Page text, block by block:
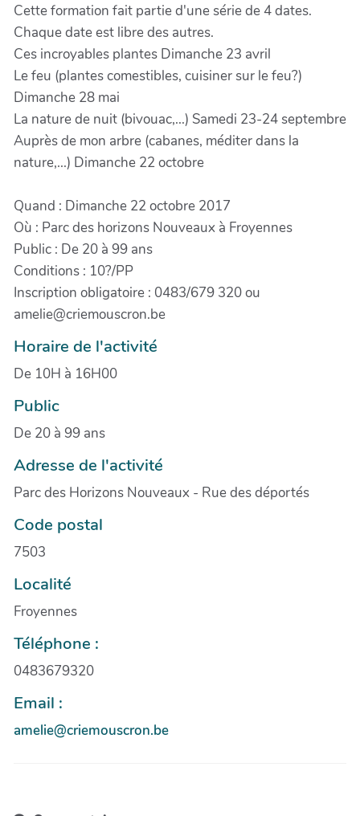
Cette formation fait partie d'une série de 4 dates.
Chaque date est libre des autres.
Ces incroyables plantes Dimanche 23 avril
Le feu (plantes comestibles, cuisiner sur le feu?)
Dimanche 28 mai
La nature de nuit (bivouac,...) Samedi 23-24 septembre
Auprès de mon arbre (cabanes, méditer dans la
nature,...) Dimanche 22 octobre
Quand : Dimanche 22 octobre 2017
Où : Parc des horizons Nouveaux à Froyennes
Public : De 20 à 99 ans
Conditions : 10?/PP
Inscription obligatoire : 0483/679 320 ou
amelie@criemouscron.be
Horaire de l'activité
De 10H à 16H00
Public
De 20 à 99 ans
Adresse de l'activité
Parc des Horizons Nouveaux - Rue des déportés
Code postal
7503
Localité
Froyennes
Téléphone :
0483679320
Email :
amelie@criemouscron.be